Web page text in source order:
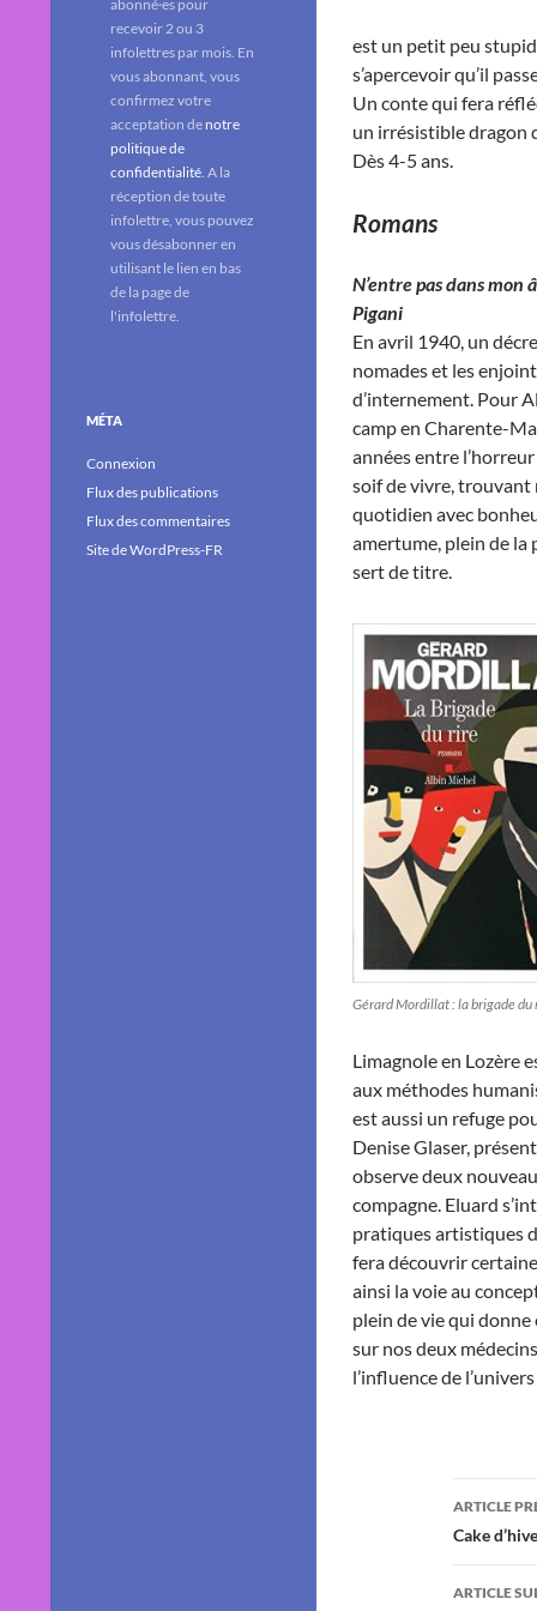
est un petit peu
s’apercevoir qu’il
Un conte qui fera
un irrésistible dragon
Dès 4-5 ans.
Romans
N’entre pas dans mon
Pigani
En avril 1940, un
nomades et les
d’internement. Pour
camp en Charente-
années entre
soif de vivre,
quotidien avec
amertume, plein de la
sert de titre.
Gérard Mordillat : la brigade du
Limagnole en Lozère
aux méthodes
est aussi un refuge
Denise Glaser,
observe deux
compagne. Eluard
pratiques artistiques
fera découvrir
ainsi la voie au
plein de vie qui donne
sur nos deux
l’influence de
des
ARTICLE
Cake
ARTICLE
abonné·es pour
recevoir 2 ou 3
infolettres par mois. En
vous abonnant, vous
confirmez votre
acceptation de notre
politique de
confidentialité. A la
réception de toute
infolettre, vous pouvez
vous désabonner en
utilisant le lien en bas
de la page de
l'infolettre.
MÉTA
Connexion
Flux des publications
Flux des commentaires
Site de WordPress-FR